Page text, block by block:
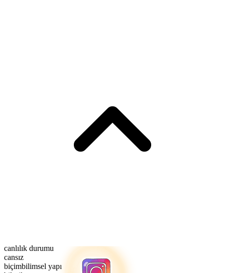
canlılık durumu
cansız
biçimbilimsel yapı